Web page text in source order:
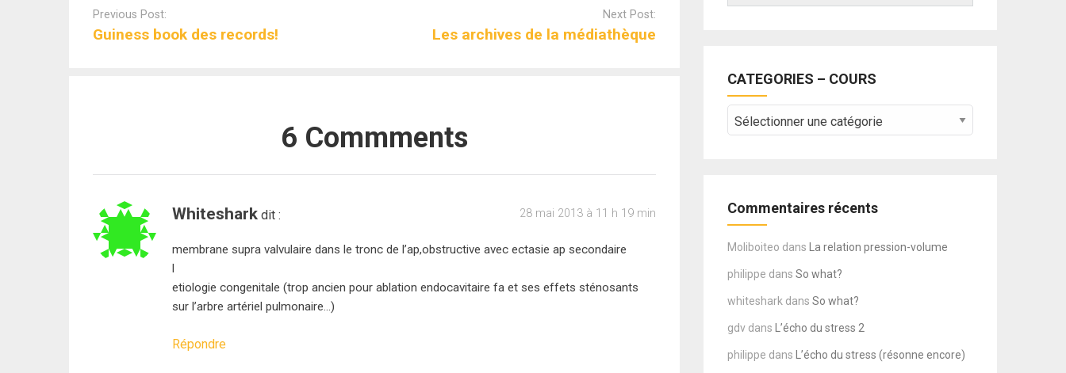
navigation
Previous Post:
Guiness book des records!
Next Post:
Les archives de la médiathèque
6 Commments
Whiteshark dit : 28 mai 2013 à 11 h 19 min
membrane supra valvulaire dans le tronc de l’ap,obstructive avec ectasie ap secondaire
l
etiologie congenitale (trop ancien pour ablation endocavitaire fa et ses effets sténosants
sur l’arbre artériel pulmonaire…)
Répondre
CATEGORIES – COURS
–
Commentaires récents
Moliboiteo dans La relation pression-volume
philippe dansSo what?
whiteshark dansSo what?
gdv dans L’écho du stress 2
philippe dans L’écho du stress (résonne encore)